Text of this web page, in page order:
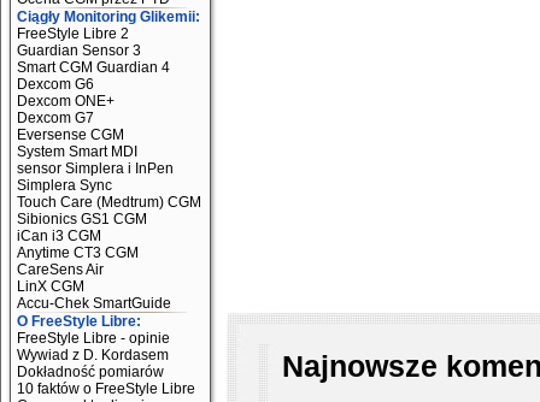
Ciągły Monitoring Glikemii:
FreeStyle Libre 2
Guardian Sensor 3
Smart CGM Guardian 4
Dexcom G6
Dexcom ONE+
Dexcom G7
Eversense CGM
System Smart MDI
sensor Simplera i InPen
Simplera Sync
Touch Care (Medtrum) CGM
Sibionics GS1 CGM
iCan i3 CGM
Anytime CT3 CGM
CareSens Air
LinX CGM
Accu-Chek SmartGuide
O FreeStyle Libre:
FreeStyle Libre - opinie
Wywiad z D. Kordasem
Dokładność pomiarów
10 faktów o FreeStyle Libre
Najnowsze